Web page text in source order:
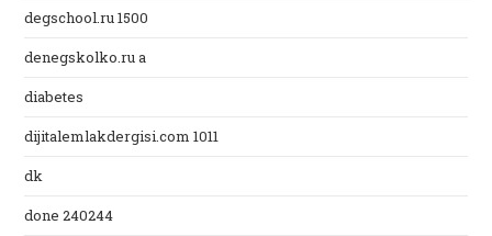
degschool.ru 1500
denegskolko.ru a
diabetes
dijitalemlakdergisi.com 1011
dk
done 240244